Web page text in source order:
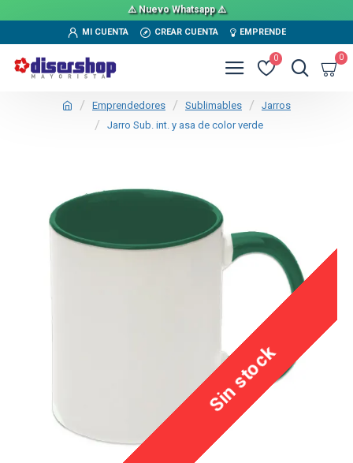
⚠️ Nuevo Whatsapp ⚠️
MI CUENTA CREAR CUENTA EMPRENDE
0 0
Emprendedores Sublimables
Jarros
Jarro Sub. int. y asa de color verde
Sin stock